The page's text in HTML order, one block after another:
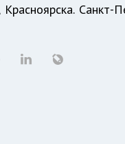
Санкт-